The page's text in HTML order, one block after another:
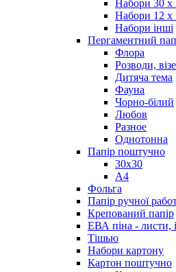
Набори 30 х
Набори 12 х
Набори інші
Пергаментний
Флора
Розводи,
Дитяча тема
Фауна
Чорно-білий
Любов
Разное
Однотонна
Папір поштучно
30х30
А4
Фольга
Папір ручної
Крепований папір
ЕВА піна - листи,
Тішью
Набори картону
Картон поштучно